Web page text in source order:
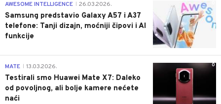
AWESOME INTELLIGENCE 26.03.2026.
Samsung predstavio Galaxy A57 i A37
telefone: Tanji dizajn, moćniji čipovi i AI
funkcije
0
MATE 13.03.2026.
Testirali smo Huawei Mate X7: Daleko
od povoljnog, ali bolje kamere nećete
naći